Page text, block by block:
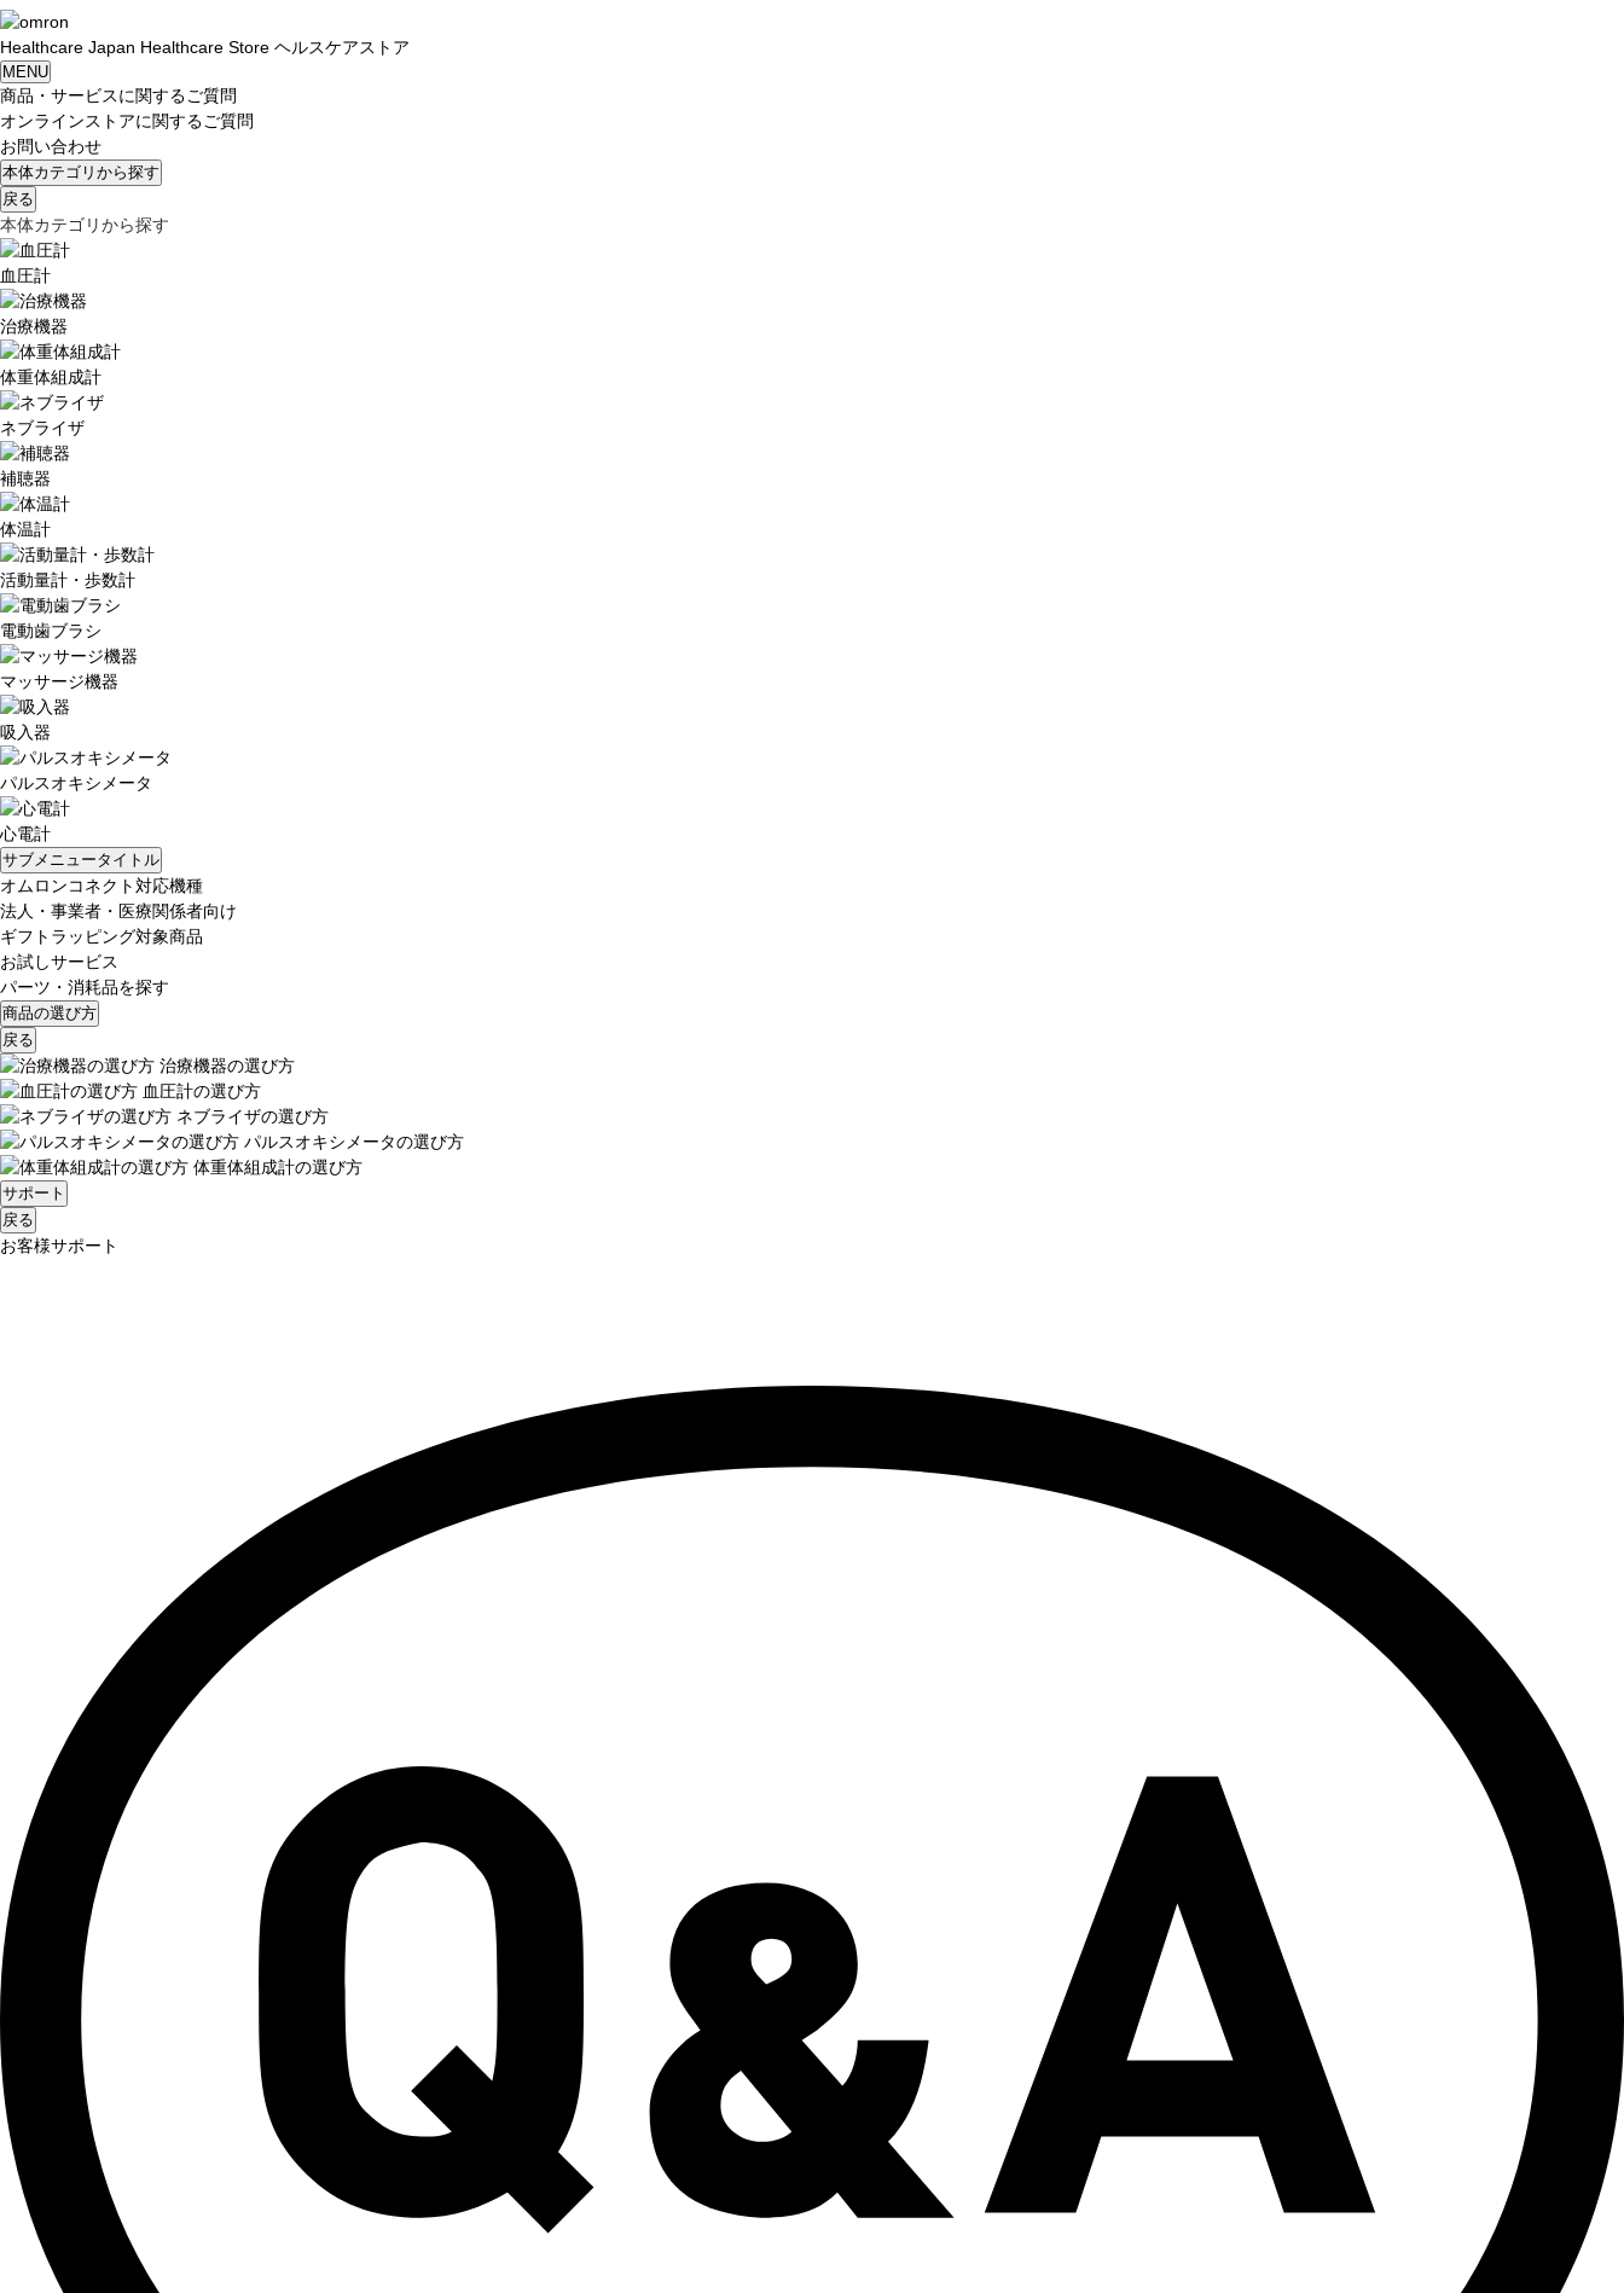
Healthcare Japan Healthcare Store ヘルスケアストア
MENU
商品・サービスに関するご質問
オンラインストアに関するご質問
お問い合わせ
本体カテゴリから探す
戻る
本体カテゴリから探す
血圧計
治療機器
体重体組成計
ネブライザ
補聴器
体温計
活動量計・歩数計
電動歯ブラシ
マッサージ機器
吸入器
パルスオキシメータ
心電計
サブメニュータイトル
オムロンコネクト対応機種
法人・事業者・医療関係者向け
ギフトラッピング対象商品
お試しサービス
パーツ・消耗品を探す
商品の選び方
戻る
治療機器の選び方
血圧計の選び方
ネブライザの選び方
パルスオキシメータの選び方
体重体組成計の選び方
サポート
戻る
お客様サポート